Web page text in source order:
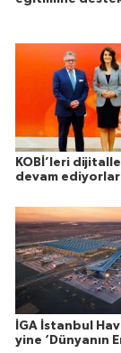
KOBİ’leri
devam ediyorlar
İGA İstanbul
yine ‘Dünyanın